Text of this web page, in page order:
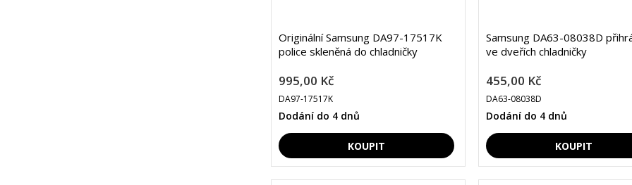
Originální Samsung DA97-17517K
police skleněná do chladničky
995,00 Kč
DA97-17517K
Dodání do 4 dnů
Samsung DA63-08038D
ve dveřích chladničky
455,00 Kč
DA63-08038D
Dodání do 4 dnů